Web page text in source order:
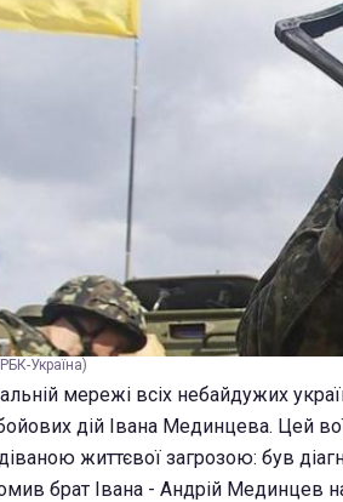
Україна)
мережі всіх небайдужих
дій Івана Мединцева. Цей
життєвої загрозою: був
брат Івана - Андрій Мединцев